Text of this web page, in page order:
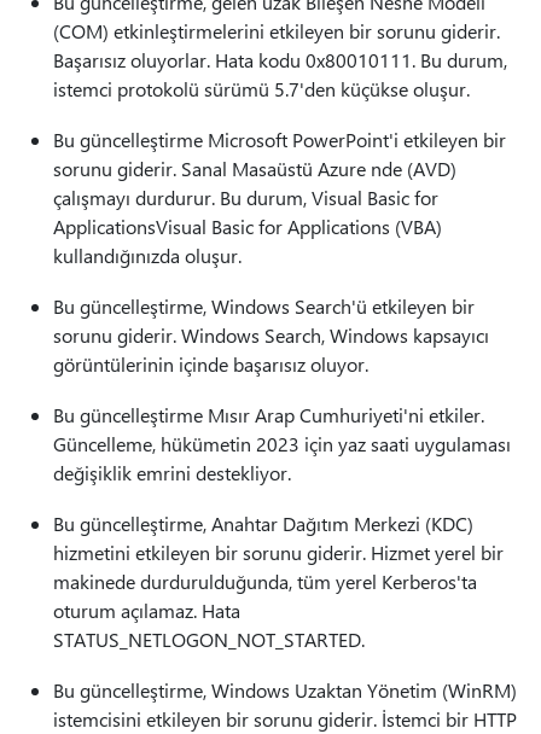
(COM) etkinleştirmelerini etkileyen bir sorunu giderir.
Başarısız oluyorlar. Hata kodu 0x80010111. Bu durum,
istemci protokolü sürümü 5.7'den küçükse oluşur.
Bu güncelleştirme Microsoft PowerPoint'i etkileyen bir
sorunu giderir. Sanal Masaüstü Azure nde (AVD)
çalışmayı durdurur. Bu durum, Visual Basic for
ApplicationsVisual Basic for Applications (VBA)
kullandığınızda oluşur.
Bu güncelleştirme, Windows Search'ü etkileyen bir
sorunu giderir. Windows Search, Windows kapsayıcı
görüntülerinin içinde başarısız oluyor.
Bu güncelleştirme Mısır Arap Cumhuriyeti'ni etkiler.
Güncelleme, hükümetin 2023 için yaz saati uygulaması
değişiklik emrini destekliyor.
Bu güncelleştirme, Anahtar Dağıtım Merkezi (KDC)
hizmetini etkileyen bir sorunu giderir. Hizmet yerel bir
makinede durdurulduğunda, tüm yerel Kerberos'ta
oturum açılamaz. Hata
STATUS_NETLOGON_NOT_STARTED.
Bu güncelleştirme, Windows Uzaktan Yönetim (WinRM)
istemcisini etkileyen bir sorunu giderir. İstemci bir HTTP